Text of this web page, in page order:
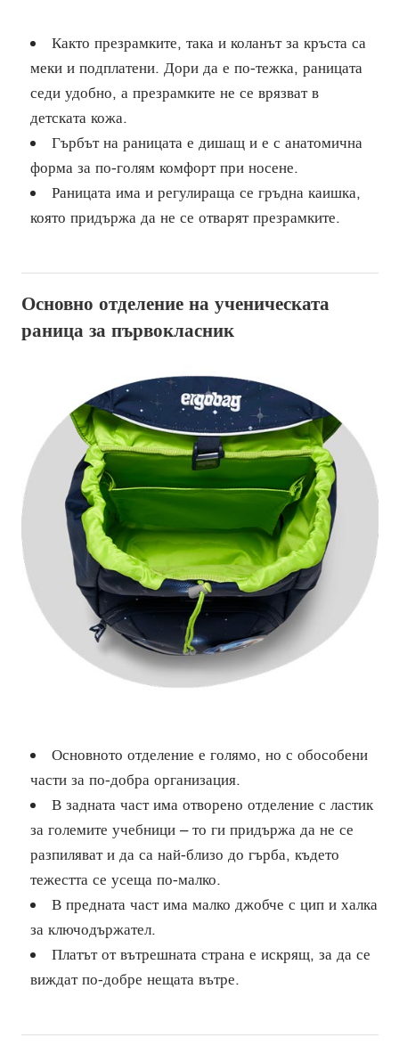
Както презрамките, така и коланът за кръста са
меки и подплатени. Дори да е по-тежка, раницата
седи удобно, а презрамките не се врязват в
детската кожа.
Гърбът на раницата е дишащ и е с анатомична
форма за по-голям комфорт при носене.
Раницата има и регулираща се гръдна каишка,
която придържа да не се отварят презрамките.
Основно отделение на ученическата
раница за първокласник
Основното отделение е голямо, но с обособени
части за по-добра организация.
В задната част има отворено отделение с ластик
за големите учебници – то ги придържа да не се
разпиляват и да са най-близо до гърба, където
тежестта се усеща по-малко.
В предната част има малко джобче с цип и халка
за ключодържател.
Платът от вътрешната страна е искрящ, за да се
виждат по-добре нещата вътре.